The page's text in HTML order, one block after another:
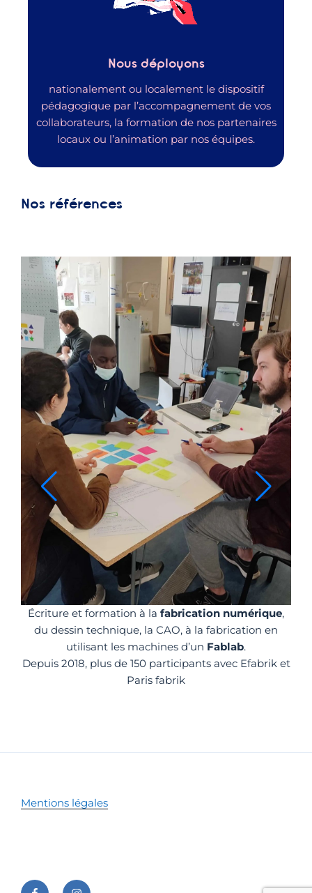
Nous déployons
nationalement ou localement le dispositif
pédagogique par l’accompagnement de vos
collaborateurs, la formation de nos partenaires
locaux ou l’animation par nos équipes.
Nos références
Écriture et formation à la fabrication numérique,
du dessin technique, la CAO, à la fabrication en
utilisant les machines d’un Fablab.
Depuis 2018, plus de 150 participants avec Efabrik et
Paris fabrik
Mentions légales
FacebookInstagram